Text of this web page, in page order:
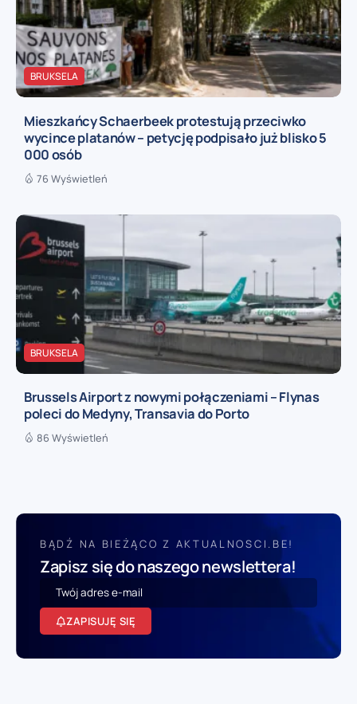
BRUKSELA
Mieszkańcy Schaerbeek protestują przeciwko
wycince platanów – petycję podpisało już blisko 5
000 osób
76 Wyświetleń
BRUKSELA
Brussels Airport z nowymi połączeniami – Flynas
poleci do Medyny, Transavia do Porto
86 Wyświetleń
BĄDŹ NA BIEŻĄCO Z AKTUALNOSCI.BE!
Zapisz się do naszego newslettera!
ZAPISUJĘ SIĘ